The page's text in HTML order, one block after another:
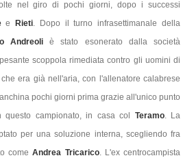
nel giro di pochi giorni, dopo i successi
e Rieti. Dopo il turno infrasettimanale della
Andreoli è stato esonerato dalla società
scoppola rimediata contro gli uomini di
era già nell'aria, con l'allenatore calabrese
pochi giorni prima grazie all'unico punto
questo campionato, in casa col Teramo. La
per una soluzione interna, scegliendo fra
comeAndrea Tricarico. L'ex centrocampista